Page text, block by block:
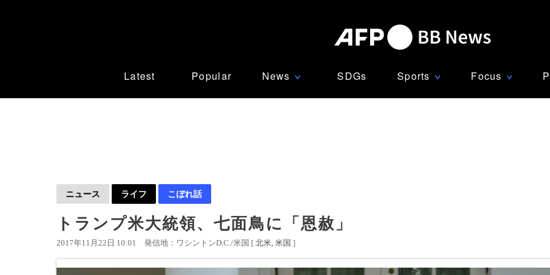
Latest Popular News ∨ SDGs Sports ∨ Focus ∨
ニュース ライフ こぼれ話
トランプ米大統領、七面鳥に「恩赦」
2017年11月22日 10:01 発信地：ワシントンD.C./米国 [ 北米 米国 ]